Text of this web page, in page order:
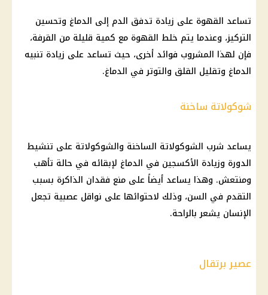
تساعد القهوة على زيادة تدفق الدم إلى الدماغ وتحسين
التركيز، وعندما يتم خلط القهوة مع كمية قليلة من القرفة،
فإن لهذا المشروب فوائد أخرى، حيث تساعد على زيادة تنبيه
الدماغ وتقليل القلق والتوتر في الدماغ.
شوكولاتة ساخنة
يساعد شرب الشوكولاتة الساخنة والشوكولاتة على تنشيط
الدورة وزيادة الأكسجين في الدماغ لإبقائه في حالة تأهب
ومنتعش. وهذا يساعد أيضاً على منع فقدان الذاكرة بسبب
التقدم في السن، وذلك لاحتوائها على نواقل عصبية تجعل
الإنسان يشعر بالراحة.
عصير برتقال